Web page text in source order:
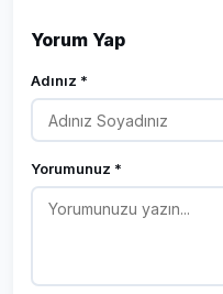
Yorum Yap
Adınız *
Yorumunuz *